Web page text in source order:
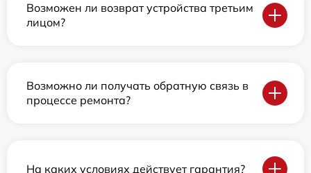
Возможен ли возврат устройства третьим
лицом?
Возможно ли получать обратную связь в
процессе ремонта?
На каких условиях действует гарантия?